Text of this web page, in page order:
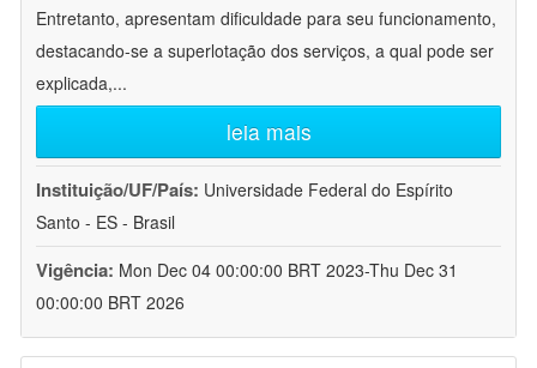
Entretanto, apresentam dificuldade para seu funcionamento,
destacando-se a superlotação dos serviços, a qual pode ser
explicada,...
leia mais
Instituição/UF/País: Universidade Federal do Espírito
Santo - ES - Brasil
Vigência: Mon Dec 04 00:00:00 BRT 2023-Thu Dec 31
00:00:00 BRT 2026